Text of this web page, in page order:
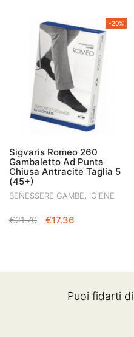
ERA:
€24.80.
ATTUALE
È:
€19.84.
-20%
Sigvaris Romeo 260
Gambaletto Ad Punta
Chiusa Antracite Taglia 5
(45+)
BENESSERE GAMBE, IGIENE
€21.70
IL
€21.70.
€17.36
€17.36.
Puoi fidarti di